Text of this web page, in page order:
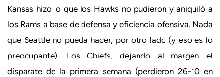
Kansas hizo lo que los Hawks no pudieron y aniquiló a
los Rams a base de defensa y eficiencia ofensiva. Nada
que Seattle no pueda hacer, por otro lado (y eso es lo
preocupante). Los Chiefs, dejando al margen el
disparate de la primera semana (perdieron 26-10 en